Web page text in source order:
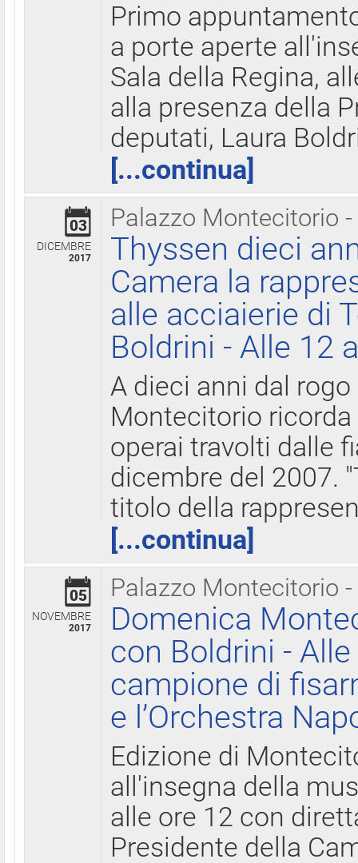
Primo
a porte aperte
Sala della Regina,
alla presenza della
deputati, Laura
[...continua]
Palazzo Montecitorio
03
DICEMBRE
2017
Thyssen dieci
Camera la
alle acciaierie di
Boldrini - Alle 12
A dieci anni dal
Montecitorio
operai travolti dalle
dicembre del 2007.
titolo della
[...continua]
Palazzo Montecitorio
05
NOVEMBRE
2017
Domenica
con Boldrini -
campione di
e l’Orchestra
Edizione di
all'insegna della
alle ore 12 con
Presidente della